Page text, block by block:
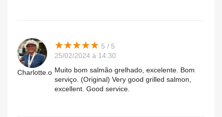
Charlotte.o
★★★★★
★★★★★ 5 / 5
25/02/2024 à 14:30
Muito bom salmão grelhado, excelente. Bom
serviço. (Original) Very good grilled salmon,
excellent. Good service.